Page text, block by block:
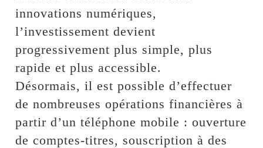
innovations numériques,
l’investissement devient
progressivement plus simple, plus
rapide et plus accessible.
Désormais, il est possible d’effectuer
de nombreuses opérations financières à
partir d’un téléphone mobile : ouverture
de comptes-titres, souscription à des